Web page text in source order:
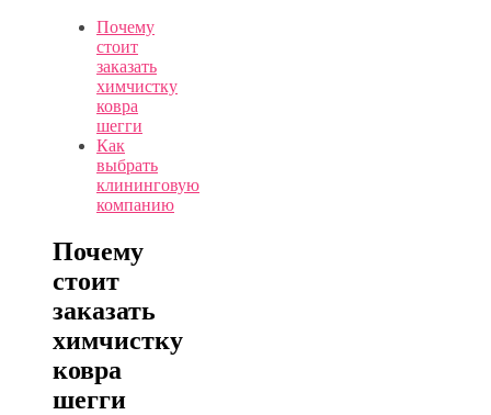
Почему
стоит
заказать
химчистку
ковра
шегги
Как
выбрать
клининговую
компанию
Почему
стоит
заказать
химчистку
ковра
шегги